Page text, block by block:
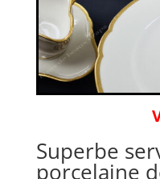
Superbe
porcelaine